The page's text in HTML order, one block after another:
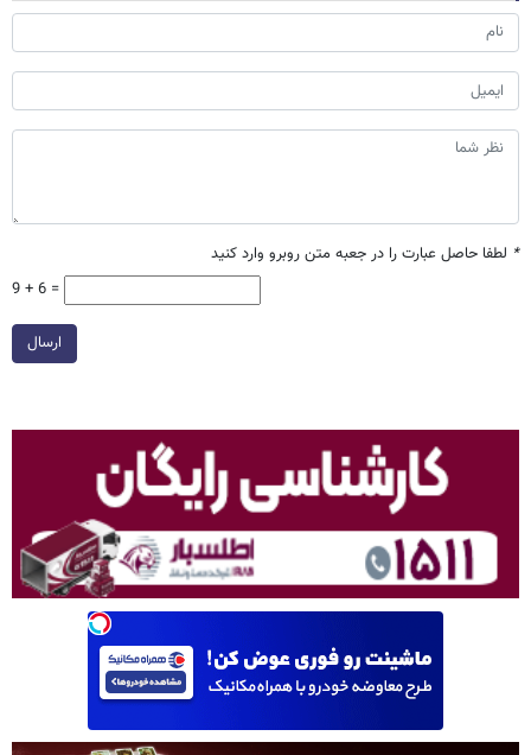
* لطفا حاصل عبارت را در جعبه متن روبرو وارد کنید
9 + 6 =
ارسال